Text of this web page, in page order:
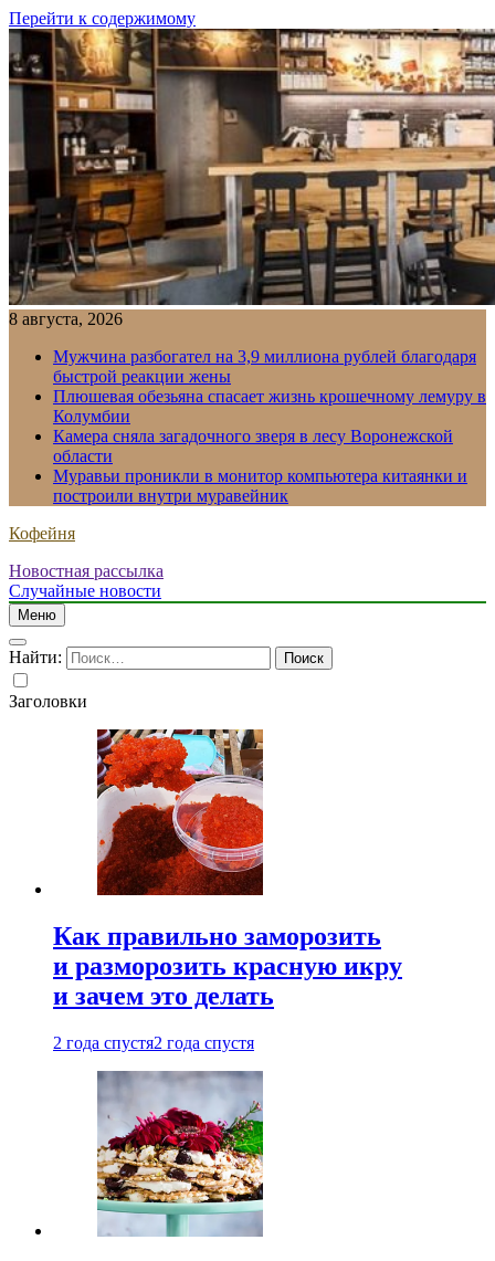
Перейти к содержимому
8 августа, 2026
Мужчина разбогател на 3,9 миллиона рублей благодаря
быстрой реакции жены
Плюшевая обезьяна спасает жизнь крошечному лемуру в
Колумбии
Камера сняла загадочного зверя в лесу Воронежской
области
Муравьи проникли в монитор компьютера китаянки и
построили внутри муравейник
Кофейня
Новостная рассылка
Случайные новости
Меню
Найти:
Заголовки
Как правильно заморозить
и разморозить красную икру
и зачем это делать
2 года спустя2 года спустя